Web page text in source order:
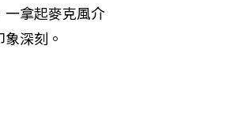
拿起麥克風介
深刻。